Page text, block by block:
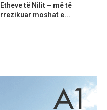
Etheve të Nilit – më të
rrezikuar moshat e...